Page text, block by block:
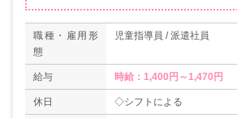
職種・雇用形
態
児童指導員 / 派遣社員
給与 時給：1,400円～1,470円
休日 ◇シフトによる